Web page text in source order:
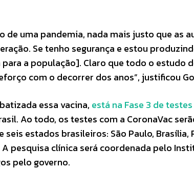
de uma pandemia, nada mais justo que as
Se tenho segurança e estou
a população]. Claro que todo o estudo
com o decorrer dos anos”, justificou
essa vacina, está na Fase 3 de
Ao todo, os testes com a CoronaVac
estados brasileiros: São Paulo, Brasília,
A pesquisa clínica será coordenada pelo
pelo governo.